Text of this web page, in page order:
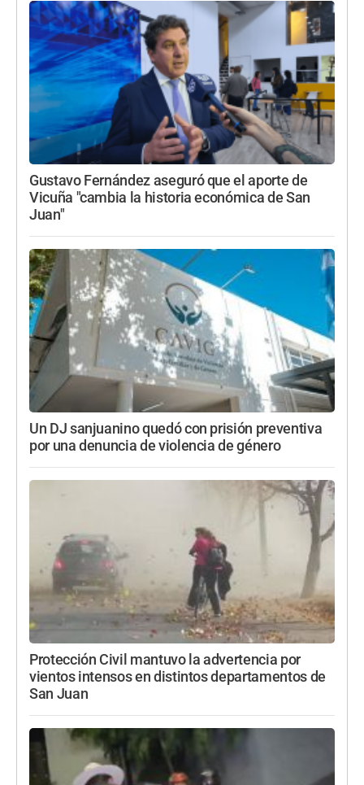
Gustavo Fernández aseguró que el aporte de
Vicuña "cambia la historia económica de San
Juan"
Un DJ sanjuanino quedó con prisión preventiva
por una denuncia de violencia de género
Protección Civil mantuvo la advertencia por
vientos intensos en distintos departamentos de
San Juan